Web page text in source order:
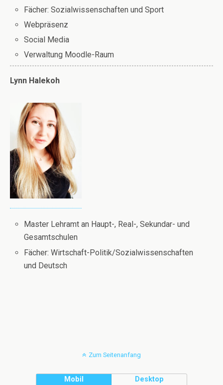
Fächer: Sozialwissenschaften und Sport
Webpräsenz
Social Media
Verwaltung Moodle-Raum
Lynn Halekoh
Master Lehramt an Haupt-, Real-, Sekundar- und
Gesamtschulen
Fächer: Wirtschaft-Politik/Sozialwissenschaften
und Deutsch
Zum Seitenanfang
Mobil Desktop